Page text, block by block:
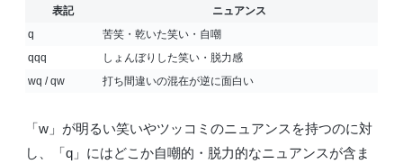
表記
ニュアンス
q
苦笑・乾いた笑い・自嘲
qqq
しょんぼりした笑い・脱力感
wq / qw
打ち間違いの混在が逆に面白い
「w」が明るい笑いやツッコミのニュアンスを持つのに対
し、「q」にはどこか自嘲的・脱力的なニュアンスが含ま